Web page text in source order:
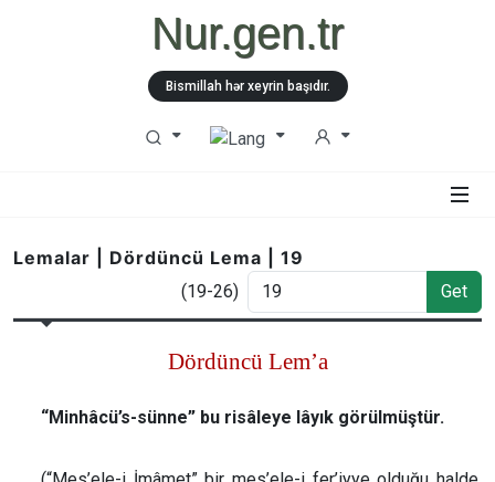
Nur.gen.tr
Bismillah hər xeyrin başıdır.
Lemalar | Dördüncü Lema | 19
(19-26) Get
Dördüncü Lem’a
“Minhâcü’s-sünne” bu risâleye lâyık görülmüştür.